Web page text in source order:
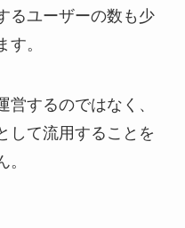
るユーザーの数も少
。
するのではなく、
して流用することを